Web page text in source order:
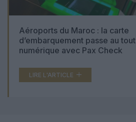
Aéroports du Maroc : la carte
d’embarquement passe au tout
numérique avec Pax Check
LIRE L'ARTICLE